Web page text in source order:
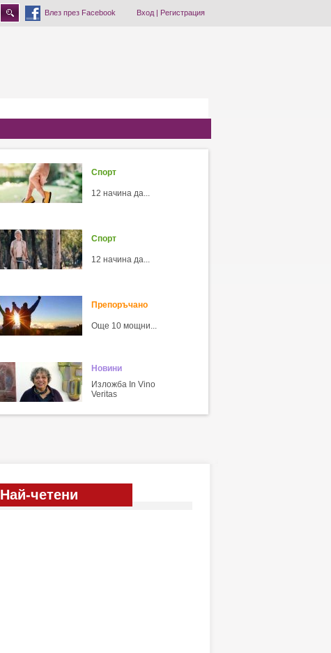
Влез през Facebook Вход| Регистрация
Спорт
12 начина да...
Спорт
12 начина да...
Препоръчано
Още 10 мощни...
Новини
Изложба In Vino
Veritas
Най-четени